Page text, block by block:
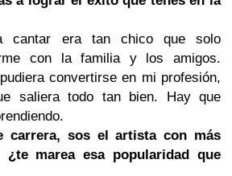
cantar era tan chico que solo
con la familia y los amigos.
convertirse en mi profesión,
saliera todo tan bien. Hay que
carrera, sos el artista con más
¿te marea esa popularidad que